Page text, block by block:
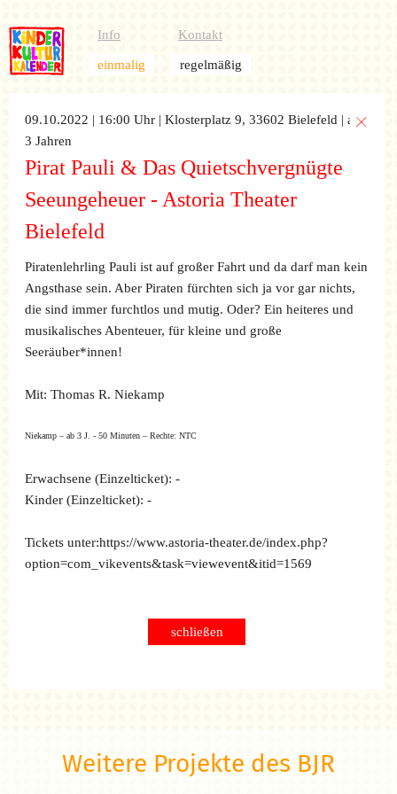
einmalig regelmäßig
Info Kontakt
09.10.2022 | 16:00 Uhr | Klosterplatz 9, 33602 Bielefeld | ab
3 Jahren
Pirat Pauli & Das Quietschvergnügte
Seeungeheuer - Astoria Theater
Bielefeld
Piratenlehrling Pauli ist auf großer Fahrt und da darf man kein
Angsthase sein. Aber Piraten fürchten sich ja vor gar nichts,
die sind immer furchtlos und mutig. Oder? Ein heiteres und
musikalisches Abenteuer, für kleine und große
Seeräuber*innen!
Mit: Thomas R. Niekamp
Niekamp – ab 3 J. - 50 Minuten – Rechte: NTC
Erwachsene (Einzelticket): -
Kinder (Einzelticket): -
Tickets unter:https://www.astoria-theater.de/index.php?
option=com_vikevents&task=viewevent&itid=1569
schließen
Weitere Projekte des BJR